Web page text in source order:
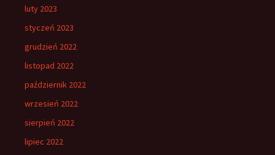
luty 2023
styczeń 2023
grudzień 2022
listopad 2022
październik 2022
wrzesień 2022
sierpień 2022
lipiec 2022